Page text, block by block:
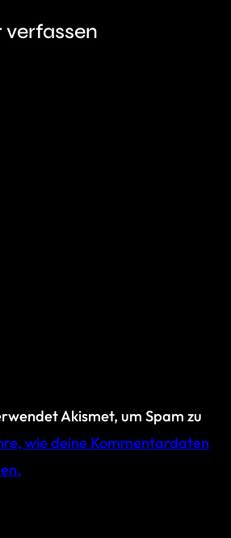
Akismet, um Spam zu
wie deine Kommentardaten